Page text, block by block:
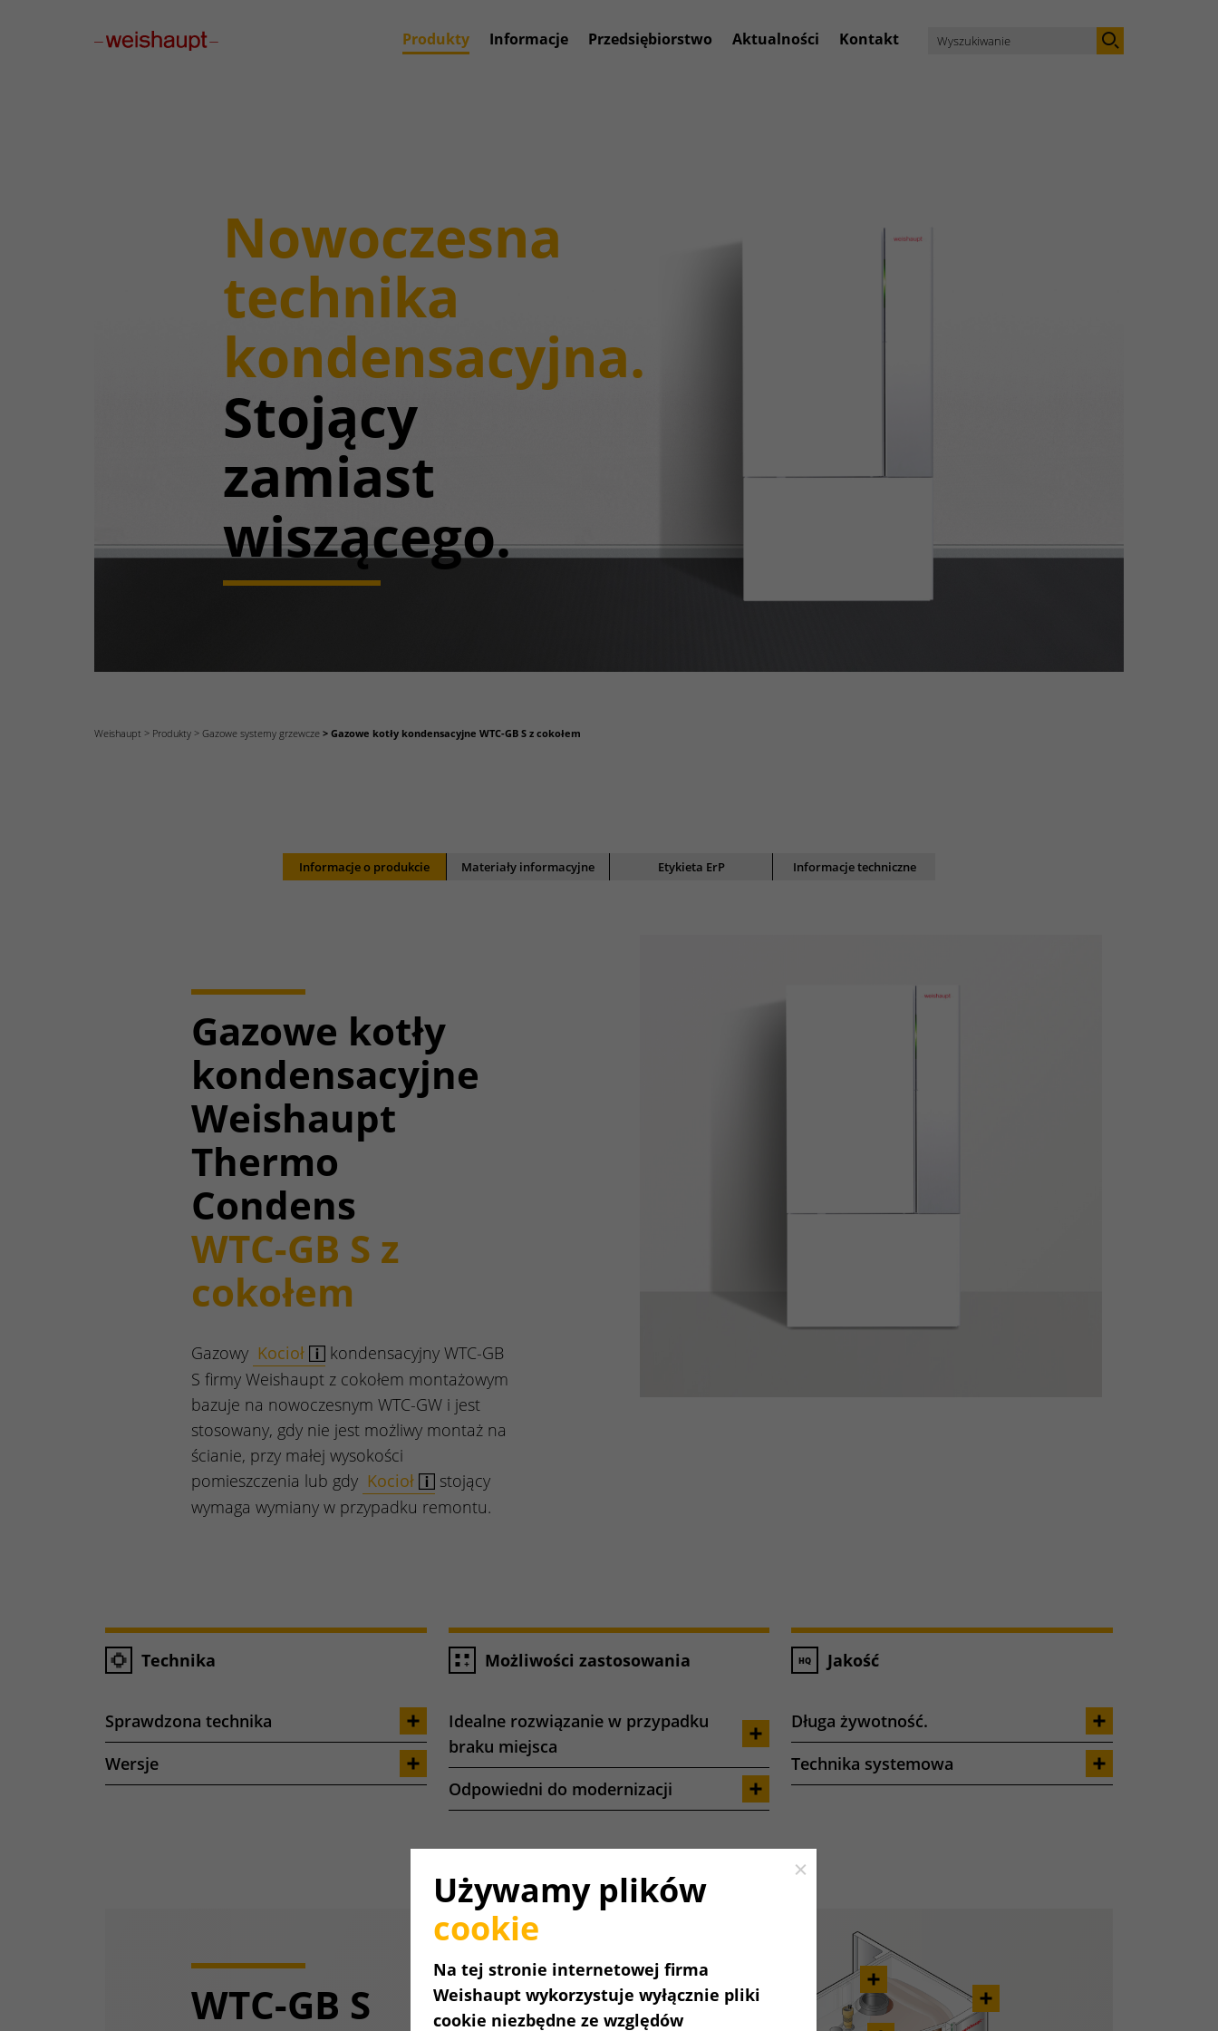
Produkty Informacje Przedsiębiorstwo Aktualności Kontakt
Nowoczesna
technika
kondensacyjna.
Stojący
zamiast
wiszącego.
Weishaupt Produkty Gazowe systemy grzewcze Gazowe kotły kondensacyjne WTC-GB S z cokołem
Informacje o produkcie Materiały informacyjne Etykieta ErP Informacje techniczne
Gazowe kotły
kondensacyjne
Weishaupt
Thermo
Condens
WTC-GB S z
cokołem
Gazowy Kocioł
kondensacyjny WTC-GB
S firmy Weishaupt z cokołem montażowym
bazuje na nowoczesnym WTC-GW i jest
stosowany, gdy nie jest możliwy montaż na
ścianie, przy małej wysokości
pomieszczenia lub gdy Kocioł
stojący
wymaga wymiany w przypadku remontu.
Technika
Sprawdzona technika
Wersje
Możliwości zastosowania
Idealne rozwiązanie w przypadku
braku miejsca
Odpowiedni do modernizacji
Jakość
Długa żywotność.
Technika systemowa
WTC-GB S
Close
Używamy plików
cookie
Na tej stronie internetowej firma
Weishaupt wykorzystuje wyłącznie pliki
cookie niezbędne ze względów